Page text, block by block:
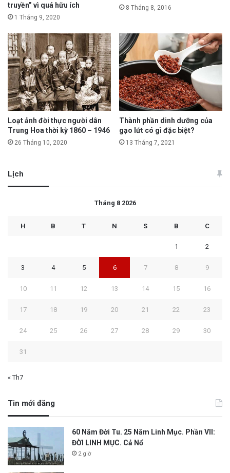
truyền” vì quá hữu ích
1 Tháng 9, 2020
8 Tháng 8, 2016
Loạt ảnh đời thực người dân
Trung Hoa thời kỳ 1860 – 1946
26 Tháng 10, 2020
Thành phần dinh dưỡng của
gạo lứt có gì đặc biệt?
13 Tháng 7, 2021
Lịch
Tháng 8 2026
H B T N S B C
1 2
3 4 5 6 7 8 9
10 11 12 13 14 15 16
17 18 19 20 21 22 23
24 25 26 27 28 29 30
31
« Th7
Tin mới đăng
60 Năm Đời Tu. 25 Năm Linh Mục. Phần VII:
ĐỜI LINH MỤC. Cả Nổ
2 giờ